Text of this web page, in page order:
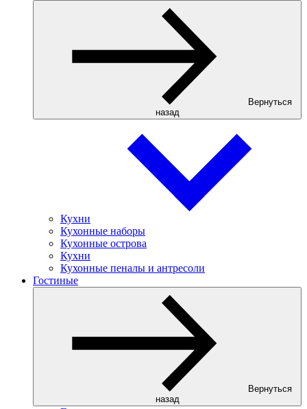
Вернуться
назад
Кухни
Кухонные наборы
Кухонные острова
Кухни
Кухонные пеналы и антресоли
Гостиные
Вернуться
назад